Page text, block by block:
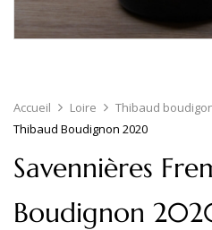
Accueil Loire Thibaud
Thibaud Boudignon 2020
Savennières
Boudignon